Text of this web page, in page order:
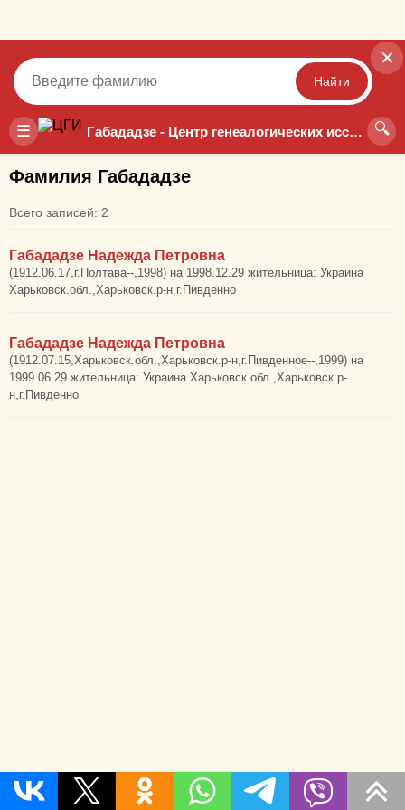
☰ Габададзе - Центр генеалогических исследований 🔍
✕
Найти
Точный Неточный
Фамилия Габададзе
Всего записей: 2
Габададзе Надежда Петровна
(1912.06.17,г.Полтава--,1998) на 1998.12.29 жительница: Украина
Харьковск.обл.,Харьковск.р-н,г.Пивденно
Габададзе Надежда Петровна
(1912.07.15,Харьковск.обл.,Харьковск.р-н,г.Пивденное--,1999) на
1999.06.29 жительница: Украина Харьковск.обл.,Харьковск.р-
н,г.Пивденно